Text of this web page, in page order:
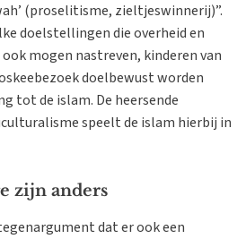
(proselitisme, zieltjeswinnerij)”.
doelstellingen die overheid en
mogen nastreven, kinderen van
doelbewust worden
tot de islam. De heersende
speelt de islam hierbij in
zijn anders
dat er ook een